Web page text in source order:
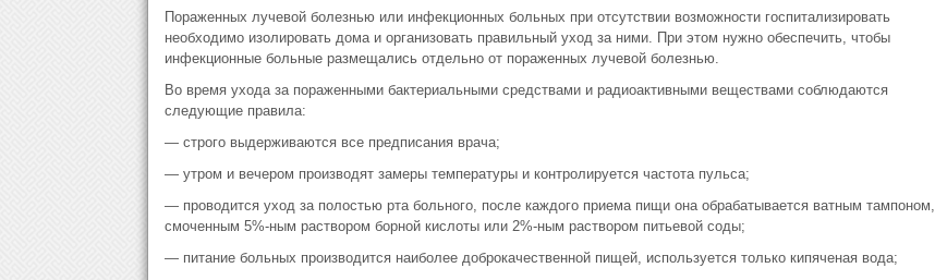
Пораженных лучевой болезнью или инфекционных больных при отсутствии возможности госпитализировать
необходимо изолировать дома и организовать правильный уход за ними. При этом нужно обеспечить, чтобы
инфекционные больные размещались отдельно от пораженных лучевой болезнью.
Во время ухода за пораженными бактериальными средствами и радиоактивными веществами соблюдаются
следующие правила:
— строго выдерживаются все предписания врача;
— утром и вечером производят замеры температуры и контролируется частота пульса;
— проводится уход за полостью рта больного, после каждого приема пищи она обрабатывается ватным тампоном,
смоченным 5%-ным раствором борной кислоты или 2%-ным раствором питьевой соды;
— питание больных производится наиболее доброкачественной пищей, используется только кипяченая вода;